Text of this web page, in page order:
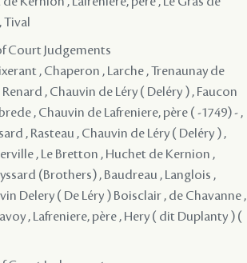
Court Judgements
, Chaperon , Larche , Trenaunay de
, Chauvin de Léry ( Deléry ) , Faucon
, Chauvin de Lafreniere, père ( -1749) - ,
, Rasteau , Chauvin de Léry ( Deléry ) ,
, Le Bretton , Huchet de Kernion ,
(Brothers) , Baudreau , Langlois ,
Delery ( De Léry ) Boisclair , de Chavanne ,
, Lafreniere, père , Hery ( dit Duplanty ) (